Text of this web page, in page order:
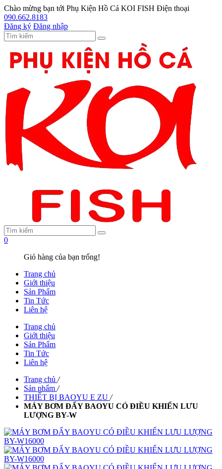
Chào mừng bạn tới Phụ Kiện Hồ Cá KOI FISH Điện thoại
090.662.8183
Đăng ký Đăng nhập
0
Giỏ hàng của bạn trống!
Trang chủ
Giới thiệu
Sản Phẩm
Tin Tức
Liên hệ
Trang chủ
Giới thiệu
Sản Phẩm
Tin Tức
Liên hệ
Trang chủ /
Sản phẩm /
THIẾT BỊ BAOYU E ZU /
MÁY BƠM ĐẨY BAOYU CÓ ĐIỀU KHIỂN LƯU
LƯỢNG BY-W